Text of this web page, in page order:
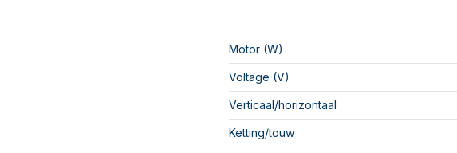
Motor (W)
Voltage (V)
Verticaal/horizontaal
Ketting/touw